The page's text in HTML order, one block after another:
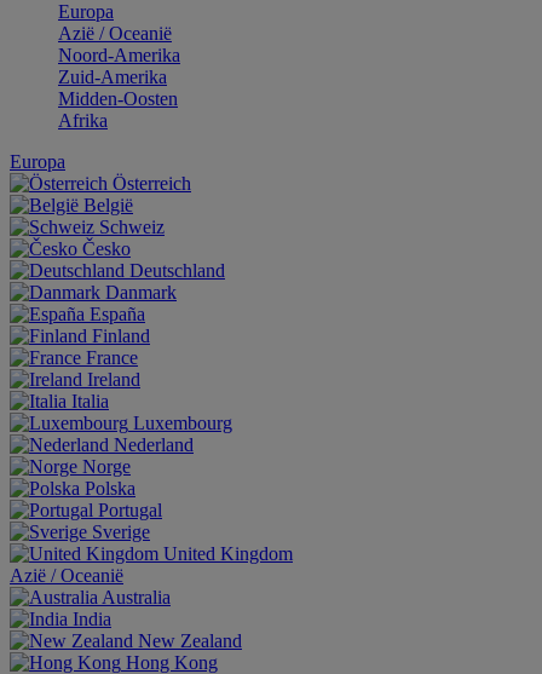
Europa
Aziё / Oceaniё
Noord-Amerika
Zuid-Amerika
Midden-Oosten
Afrika
Europa
Österreich
België
Schweiz
Česko
Deutschland
Danmark
España
Finland
France
Ireland
Italia
Luxembourg
Nederland
Norge
Polska
Portugal
Sverige
United Kingdom
Aziё / Oceaniё
Australia
India
New Zealand
Hong Kong